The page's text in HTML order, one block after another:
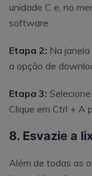
unidade C e, no
software.
Etapa 2: Na
a opção de
Etapa 3:
Clique em Ctrl + A
8. Esvazie a
Além de todas as